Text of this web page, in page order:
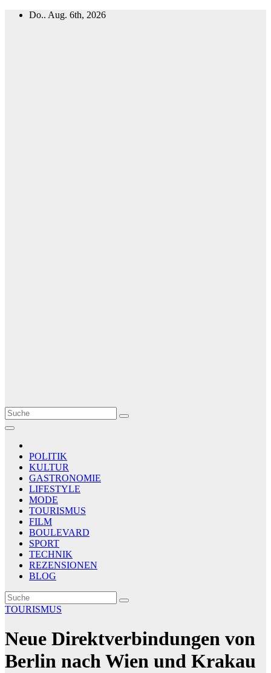
Zum
Do.. Aug. 6th, 2026
Le Matin
AGENCE DE PRESSE
POLITIK
KULTUR
GASTRONOMIE
LIFESTYLE
MODE
TOURISMUS
FILM
BOULEVARD
SPORT
TECHNIK
REZENSIONEN
BLOG
TOURISMUS
Neue Direktverbindungen von
Berlin nach Wien und Krakau